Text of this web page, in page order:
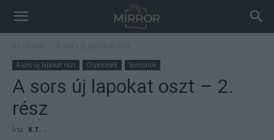
A sors új lapokat oszt Ötpercesek Sorozatok
A sors új lapokat oszt – 2.
rész
Írta: K.T. -